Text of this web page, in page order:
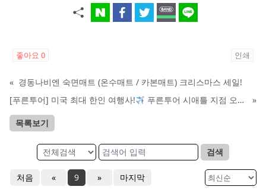
좋아요 0 인쇄
« 경동나비엔 숙면매트 (온수매트 / 카본매트) 크리스마스 세일!
[푸른투어] 미국 최대 한인 여행사!
푸른투어 시애틀 지점 오픈특가, 최대 300불 할인! »
목록보기
검색
처음 « 9 » 마지막